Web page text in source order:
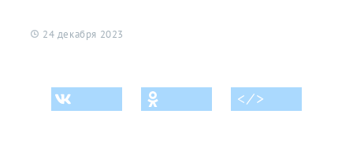
24 декабря 2023
< ⁄ >